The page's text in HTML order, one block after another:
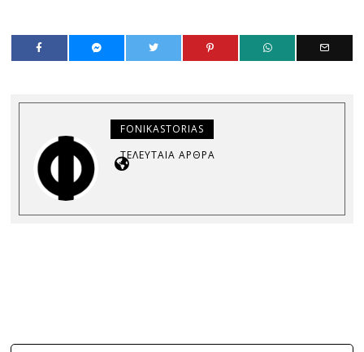
FONIKASTORIAS
ΤΕΛΕΥΤΑΊΑ ΆΡΘΡΑ